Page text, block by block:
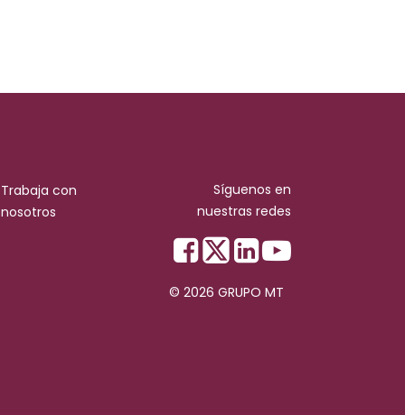
Trabaja con
nosotros
Síguenos en
nuestras redes
© 2026 GRUPO MT